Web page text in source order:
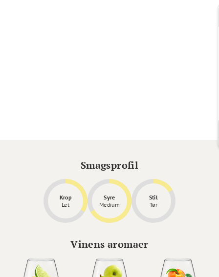
Smagsprofil
Krop
Let
Syre
Medium
Stil
Tør
Vinens aromaer